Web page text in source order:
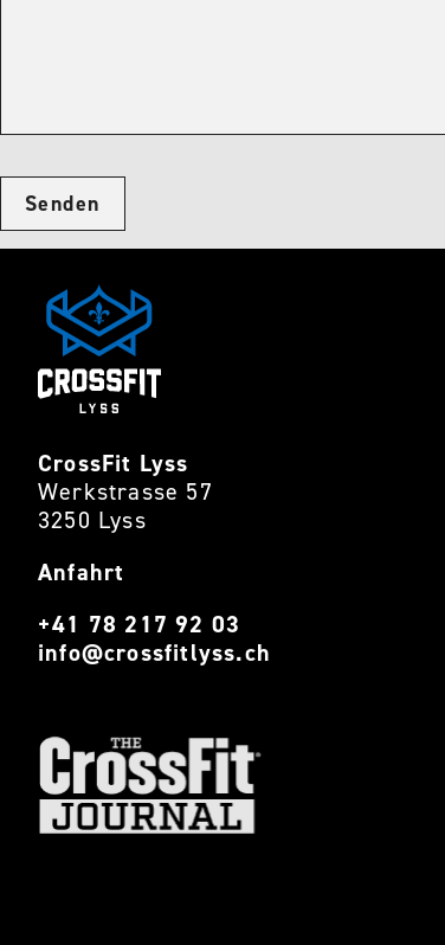
CrossFit Lyss
Werkstrasse 57
3250 Lyss
Anfahrt
+41 78 217 92 03
info@crossfitlyss.ch